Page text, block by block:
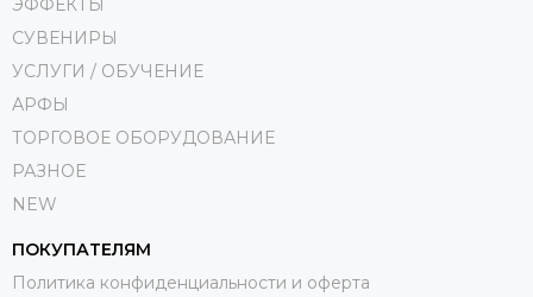
ЭФФЕКТЫ
СУВЕНИРЫ
УСЛУГИ / ОБУЧЕНИЕ
АРФЫ
ТОРГОВОЕ ОБОРУДОВАНИЕ
РАЗНОЕ
NEW
ПОКУПАТЕЛЯМ
Политика конфиденциальности и оферта